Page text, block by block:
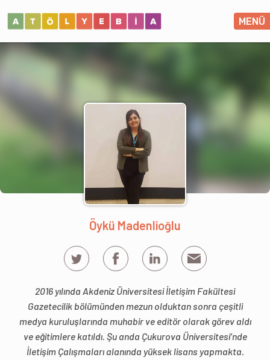
MENÜ
Öykü Madenlioğlu
2016 yılında Akdeniz Üniversitesi İletişim Fakültesi
Gazetecilik bölümünden mezun olduktan sonra çeşitli
medya kuruluşlarında muhabir ve editör olarak görev aldı
ve eğitimlere katıldı. Şu anda Çukurova Üniversitesi’nde
İletişim Çalışmaları alanında yüksek lisans yapmakta.